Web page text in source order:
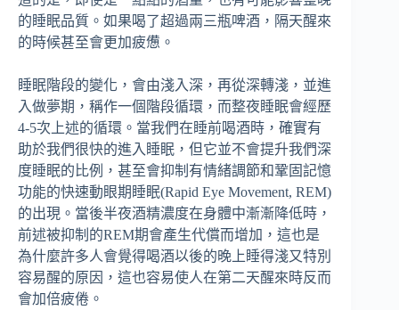
的睡眠品質。如果喝了超過兩三瓶啤酒，隔天醒來
的時候甚至會更加疲憊。
睡眠階段的變化，會由淺入深，再從深轉淺，並進
入做夢期，稱作一個階段循環，而整夜睡眠會經歷
4-5次上述的循環。當我們在睡前喝酒時，確實有
助於我們很快的進入睡眠，但它並不會提升我們深
度睡眠的比例，甚至會抑制有情緒調節和鞏固記憶
功能的快速動眼期睡眠(Rapid Eye Movement, REM)
的出現。當後半夜酒精濃度在身體中漸漸降低時，
前述被抑制的REM期會產生代償而增加，這也是
為什麼許多人會覺得喝酒以後的晚上睡得淺又特別
容易醒的原因，這也容易使人在第二天醒來時反而
會加倍疲倦。